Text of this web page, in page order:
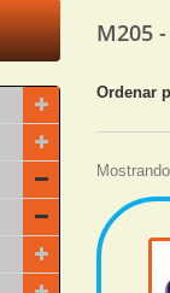
M205
Ordenar